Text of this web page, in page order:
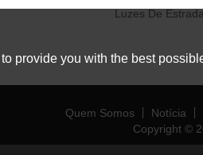
Luzes De
Quem Somos Notícia
Copyright ©
provide you with the best